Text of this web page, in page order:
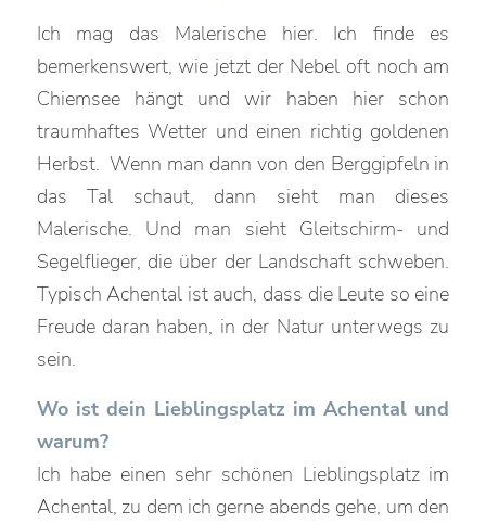
Ich mag das Malerische hier. Ich finde es
bemerkenswert, wie jetzt der Nebel oft noch am
Chiemsee hängt und wir haben hier schon
traumhaftes Wetter und einen richtig goldenen
Herbst. Wenn man dann von den Berggipfeln in
das Tal schaut, dann sieht man dieses
Malerische. Und man sieht Gleitschirm- und
Segelflieger, die über der Landschaft schweben.
Typisch Achental ist auch, dass die Leute so eine
Freude daran haben, in der Natur unterwegs zu
sein.
Wo ist dein Lieblingsplatz im Achental und
warum?
Ich habe einen sehr schönen Lieblingsplatz im
Achental, zu dem ich gerne abends gehe, um den